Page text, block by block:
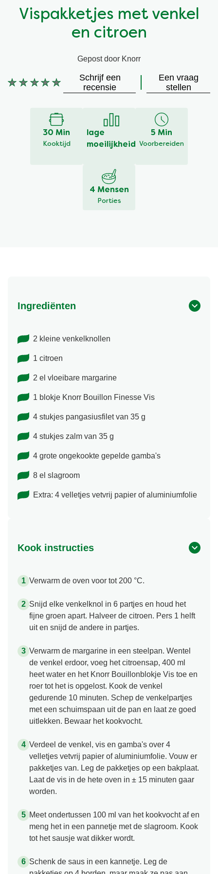
Vegetarisch
Kruiding
Vispakketjes met venkel
en citroen
Gepost door Knorr
Geen
Schrijf een
recensie
Een vraag
stellen
30 Min
Kooktijd
lage
moeilijkheid
5 Min
Voorbereiden
4 Mensen
Porties
Ingrediënten
2 kleine venkelknollen
1 citroen
2 el vloeibare margarine
1 blokje Knorr Bouillon Finesse Vis
4 stukjes pangasiusfilet van 35 g
4 stukjes zalm van 35 g
4 grote ongekookte gepelde gamba's
8 el slagroom
Extra: 4 velletjes vetvrij papier of aluminiumfolie
Kook instructies
Verwarm de oven voor tot 200 °C.
Snijd elke venkelknol in 6 partjes en houd het
fijne groen apart. Halveer de citroen. Pers 1 helft
uit en snijd de andere in partjes.
Verwarm de margarine in een steelpan. Wentel
de venkel erdoor, voeg het citroensap, 400 ml
heet water en het Knorr Bouillonblokje Vis toe en
roer tot het is opgelost. Kook de venkel
gedurende 10 minuten. Schep de venkelpartjes
met een schuimspaan uit de pan en laat ze goed
uitlekken. Bewaar het kookvocht.
Verdeel de venkel, vis en gamba's over 4
velletjes vetvrij papier of aluminiumfolie. Vouw er
pakketjes van. Leg de pakketjes op een bakplaat.
Laat de vis in de hete oven in ± 15 minuten gaar
worden.
Meet ondertussen 100 ml van het kookvocht af en
meng het in een pannetje met de slagroom. Kook
tot het sausje wat dikker wordt.
Schenk de saus in een kannetje. Leg de